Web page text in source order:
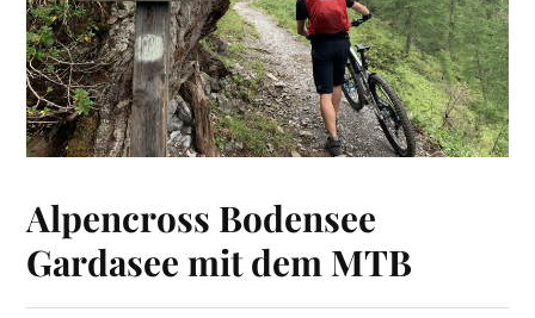
Alpencross Bodensee
Gardasee mit dem MTB